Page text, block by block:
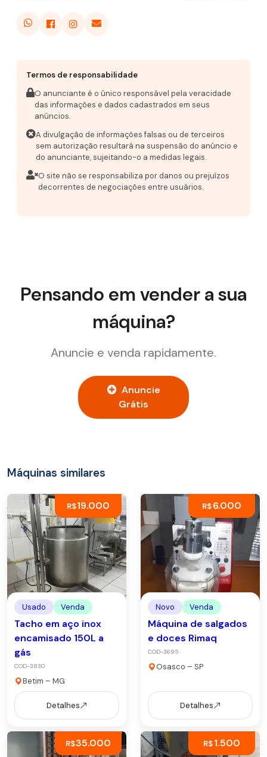
Termos de responsabilidade
O anunciante é o único responsável pela veracidade
das informações e dados cadastrados em seus
anúncios.
A divulgação de informações falsas ou de terceiros
sem autorização resultará na suspensão do anúncio e
do anunciante, sujeitando-o a medidas legais.
O site não se responsabiliza por danos ou prejuízos
decorrentes de negociações entre usuários.
Pensando em vender a sua
máquina?
Anuncie e venda rapidamente.
Anuncie
Grátis
Máquinas similares
R$19.000
Usado Venda
Tacho em aço inox
encamisado 150L a
gás
COD-3830
Betim – MG
Detalhes
R$6.000
Novo Venda
Máquina de salgados
e doces Rimaq
COD-3695
Osasco – SP
Detalhes
R$35.000 R$1.500